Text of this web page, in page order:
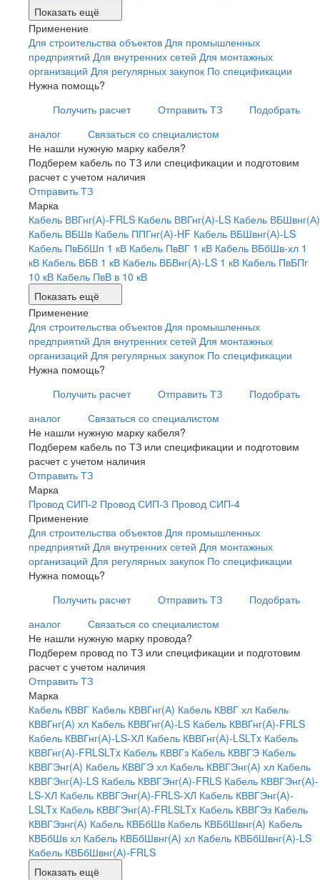
Показать ещё
Применение
Для строительства объектов Для промышленных
предприятий Для внутренних сетей Для монтажных
организаций Для регулярных закупок По спецификации
Нужна помощь?
Получить расчет
Отправить ТЗ
Подобрать
аналог
Связаться со специалистом
Не нашли нужную марку кабеля?
Подберем кабель по ТЗ или спецификации и подготовим
расчет с учетом наличия
Отправить ТЗ
Марка
Кабель ВВГнг(А)-FRLS Кабель ВВГнг(А)-LS Кабель ВБШвнг(А)
Кабель ВБШв Кабель ППГнг(А)-HF Кабель ВБШвнг(А)-LS
Кабель ПвБбШп 1 кВ Кабель ПвВГ 1 кВ Кабель ВБбШв-хл 1
кВ Кабель ВБВ 1 кВ Кабель ВБВнг(А)-LS 1 кВ Кабель ПвБПг
10 кВ Кабель ПвВ в 10 кВ
Показать ещё
Применение
Для строительства объектов Для промышленных
предприятий Для внутренних сетей Для монтажных
организаций Для регулярных закупок По спецификации
Нужна помощь?
Получить расчет
Отправить ТЗ
Подобрать
аналог
Связаться со специалистом
Не нашли нужную марку кабеля?
Подберем кабель по ТЗ или спецификации и подготовим
расчет с учетом наличия
Отправить ТЗ
Марка
Провод СИП-2 Провод СИП-3 Провод СИП-4
Применение
Для строительства объектов Для промышленных
предприятий Для внутренних сетей Для монтажных
организаций Для регулярных закупок По спецификации
Нужна помощь?
Получить расчет
Отправить ТЗ
Подобрать
аналог
Связаться со специалистом
Не нашли нужную марку провода?
Подберем провод по ТЗ или спецификации и подготовим
расчет с учетом наличия
Отправить ТЗ
Марка
Кабель КВВГ Кабель КВВГнг(А) Кабель КВВГ хл Кабель
КВВГнг(А) хл Кабель КВВГнг(А)-LS Кабель КВВГнг(А)-FRLS
Кабель КВВГнг(А)-LS-ХЛ Кабель КВВГнг(А)-LSLTx Кабель
КВВГнг(А)-FRLSLTx Кабель КВВГз Кабель КВВГЭ Кабель
КВВГЭнг(А) Кабель КВВГЭ хл Кабель КВВГЭнг(А) хл Кабель
КВВГЭнг(А)-LS Кабель КВВГЭнг(А)-FRLS Кабель КВВГЭнг(А)-
LS-ХЛ Кабель КВВГЭнг(А)-FRLS-ХЛ Кабель КВВГЭнг(А)-
LSLTx Кабель КВВГЭнг(А)-FRLSLTx Кабель КВВГЭз Кабель
КВВГЭзнг(А) Кабель КВБбШв Кабель КВБбШвнг(А) Кабель
КВБбШв хл Кабель КВБбШвнг(А) хл Кабель КВБбШвнг(А)-LS
Кабель КВБбШвнг(А)-FRLS
Показать ещё